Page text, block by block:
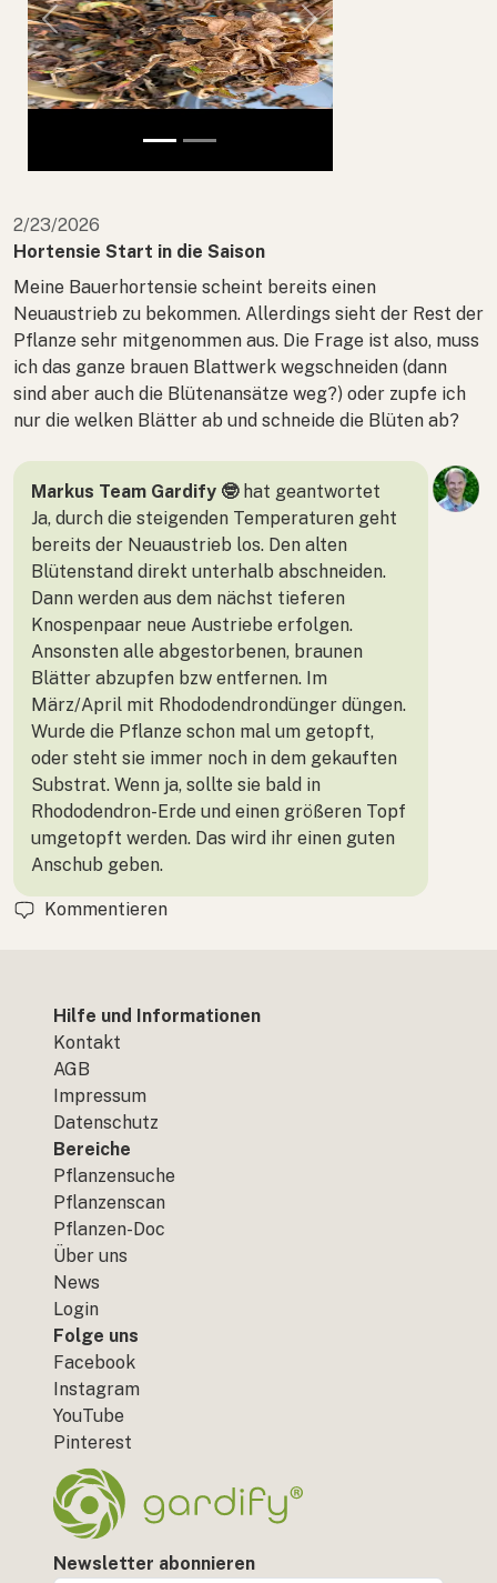
Previous Next
2/23/2026
Hortensie Start in die Saison
Meine Bauerhortensie scheint bereits einen
Neuaustrieb zu bekommen. Allerdings sieht der Rest der
Pflanze sehr mitgenommen aus. Die Frage ist also, muss
ich das ganze brauen Blattwerk wegschneiden (dann
sind aber auch die Blütenansätze weg?) oder zupfe ich
nur die welken Blätter ab und schneide die Blüten ab?
Markus Team Gardify 🤓hat geantwortet
Ja, durch die steigenden Temperaturen geht
bereits der Neuaustrieb los. Den alten
Blütenstand direkt unterhalb abschneiden.
Dann werden aus dem nächst tieferen
Knospenpaar neue Austriebe erfolgen.
Ansonsten alle abgestorbenen, braunen
Blätter abzupfen bzw entfernen. Im
März/April mit Rhododendrondünger düngen.
Wurde die Pflanze schon mal um getopft,
oder steht sie immer noch in dem gekauften
Substrat. Wenn ja, sollte sie bald in
Rhododendron-Erde und einen größeren Topf
umgetopft werden. Das wird ihr einen guten
Anschub geben.
Kommentieren
Hilfe und Informationen
Kontakt
AGB
Impressum
Datenschutz
Bereiche
Pflanzensuche
Pflanzenscan
Pflanzen-Doc
Über uns
News
Login
Folge uns
Facebook
Instagram
YouTube
Pinterest
Newsletter abonnieren